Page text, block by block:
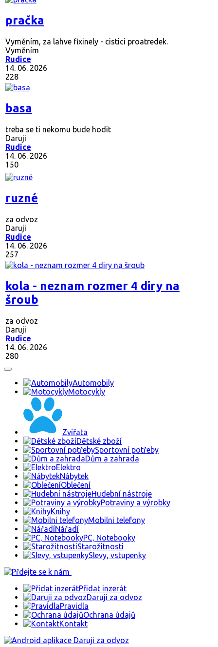
pračka
Vyměním, za lahve fixinely - cistici proatredek.
Vyměním
Rudice
14. 06. 2026
228
basa
treba se ti nekomu bude hodit
Daruji
Rudice
14. 06. 2026
150
ruzné
za odvoz
Daruji
Rudice
14. 06. 2026
257
kola - neznam rozmer 4 diry na
šroub
za odvoz
Daruji
Rudice
14. 06. 2026
280
Automobily
Motocykly
Zvířata
Dětské zboží
Sportovní potřeby
Dům a zahrada
Elektro
Nábytek
Oblečení
Hudební nástroje
Potraviny a výrobky
Knihy
Mobilni telefony
Nářadí
PC, Notebooky
Starožitnosti
Slevy, vstupenky
Přidat inzerát
Daruji za odvoz
Pravidla
Ochrana údajů
Kontakt